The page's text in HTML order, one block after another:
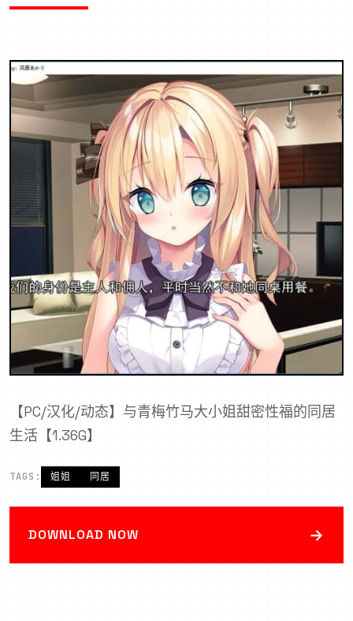
【PC/汉化/动态】与青梅竹马大小姐甜密性福的同居
生活【1.36G】
TAGS: 姐姐 同居
DOWNLOAD NOW →